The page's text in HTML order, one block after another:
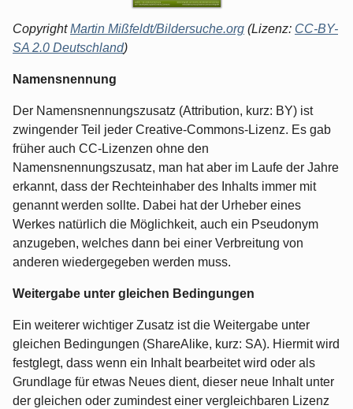
CopyrightMartin Mißfeldt/Bildersuche.org (Lizenz: CC-BY-
SA 2.0 Deutschland)
Namensnennung
Der Namensnennungszusatz (Attribution, kurz: BY) ist
zwingender Teil jeder Creative-Commons-Lizenz. Es gab
früher auch CC-Lizenzen ohne den
Namensnennungszusatz, man hat aber im Laufe der Jahre
erkannt, dass der Rechteinhaber des Inhalts immer mit
genannt werden sollte. Dabei hat der Urheber eines
Werkes natürlich die Möglichkeit, auch ein Pseudonym
anzugeben, welches dann bei einer Verbreitung von
anderen wiedergegeben werden muss.
Weitergabe unter gleichen Bedingungen
Ein weiterer wichtiger Zusatz ist die Weitergabe unter
gleichen Bedingungen (ShareAlike, kurz: SA). Hiermit wird
festglegt, dass wenn ein Inhalt bearbeitet wird oder als
Grundlage für etwas Neues dient, dieser neue Inhalt unter
der gleichen oder zumindest einer vergleichbaren Lizenz